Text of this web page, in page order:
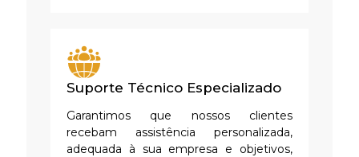
Suporte Técnico Especializado
Garantimos que nossos clientes
recebam assistência personalizada,
adequada à sua empresa e objetivos,